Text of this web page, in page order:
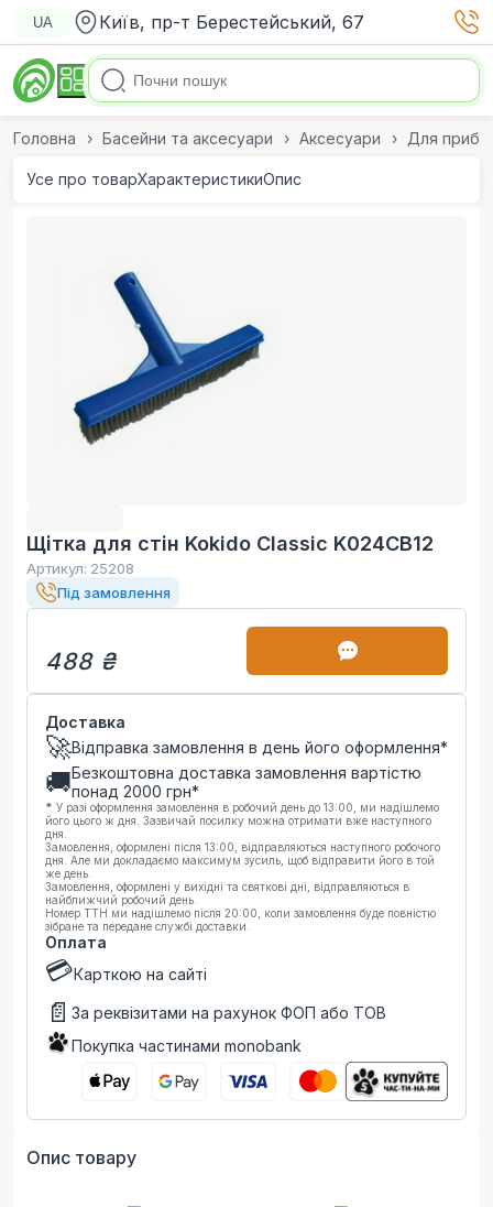
UA Київ, пр-т Берестейський, 67
Головна Басейни та аксесуари Аксесуари Для
Усе про товарХарактеристикиОпис
Щітка для стін Kokido Classic K024CB12
Артикул: 25208
Під замовлення
488 ₴
Доставка
🚀Відправка замовлення в день його оформлення*
🚚Безкоштовна доставка замовлення вартістю
понад 2000 грн*
* У разі оформлення замовлення в робочий день до 13:00, ми надішлемо
його цього ж дня. Зазвичай посилку можна отримати вже наступного
дня.
Замовлення, оформлені після 13:00, відправляються наступного робочого
дня. Але ми докладаємо максимум зусиль, щоб відправити його в той
же день.
Замовлення, оформлені у вихідні та святкові дні, відправляються в
найближчий робочий день.
Номер ТТН ми надішлемо після 20:00, коли замовлення буде повністю
зібране та передане службі доставки.
Оплата
💳Карткою на сайті
📄 За реквізитами на рахунок ФОП або ТОВ
Покупка частинами monobank
Опис товару